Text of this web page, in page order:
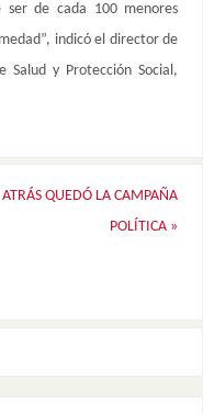
de cada 100 menores
indicó el director de
Salud y Protección Social,
ATRÁS QUEDÓ LA CAMPAÑA
POLÍTICA »